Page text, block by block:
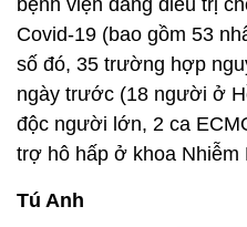
Tú Anh
Thêm
nhiệt